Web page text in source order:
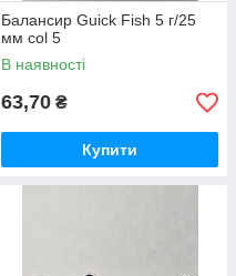
Балансир Guick Fish 5 г/25
мм col 5
В наявності
63,70 ₴
Купити